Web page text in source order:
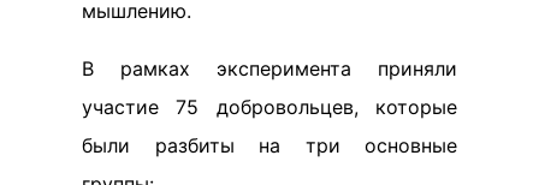
мышлению.
В рамках эксперимента приняли
участие 75 добровольцев, которые
были разбиты на три основные